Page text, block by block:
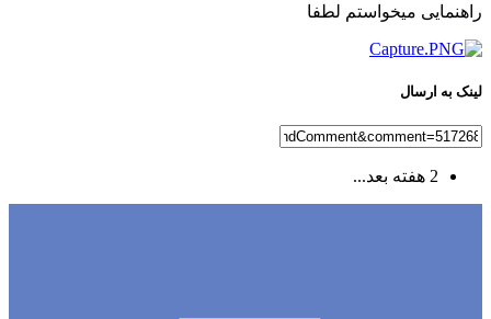
راهنمایی میخواستم لطفا
لینک به ارسال
2 هفته بعد...